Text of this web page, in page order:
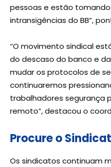
pessoas e estão
intransigências do BB”,
“O movimento sindical
do descaso do banco e
mudar os protocolos de
continuaremos
trabalhadores segurança
remoto”, destacou o
Procure o
Os sindicatos continuam